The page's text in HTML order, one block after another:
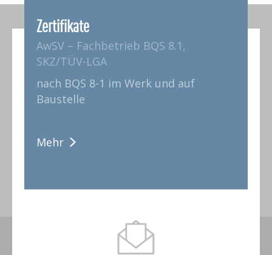
Zertifikate
AwSV – Fachbetrieb BQS 8.1,
SKZ/TÜV-LGA
nach BQS 8-1 im Werk und auf
Baustelle
Mehr